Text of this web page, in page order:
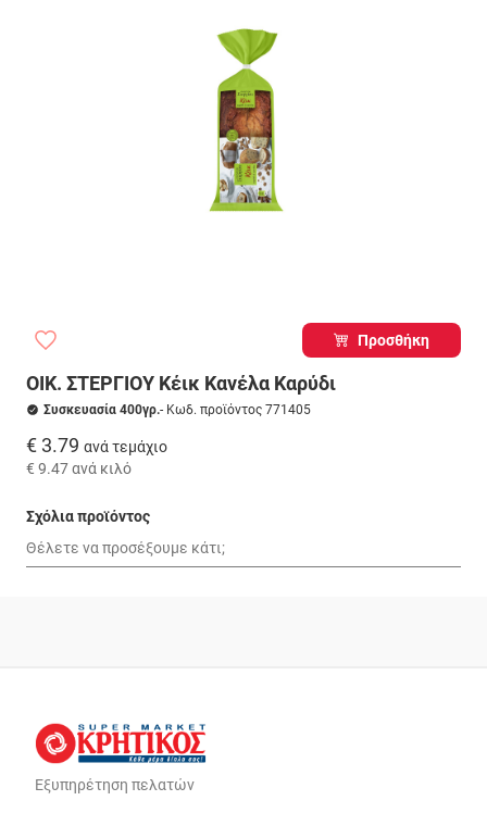
Προσθήκη
ΟΙΚ. ΣΤΕΡΓΙΟΥ Κέικ Κανέλα Καρύδι
Συσκευασία 400γρ.- Κωδ. προϊόντος 771405
€ 3.79 ανά τεμάχιο
€ 9.47ανά κιλό
Σχόλια προϊόντος
Εξυπηρέτηση πελατών